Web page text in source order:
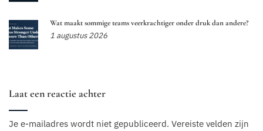
Wat maakt sommige teams veerkrachtiger onder druk dan andere?
1 augustus 2026
Laat een reactie achter
Je e-mailadres wordt niet gepubliceerd. Vereiste velden zijn